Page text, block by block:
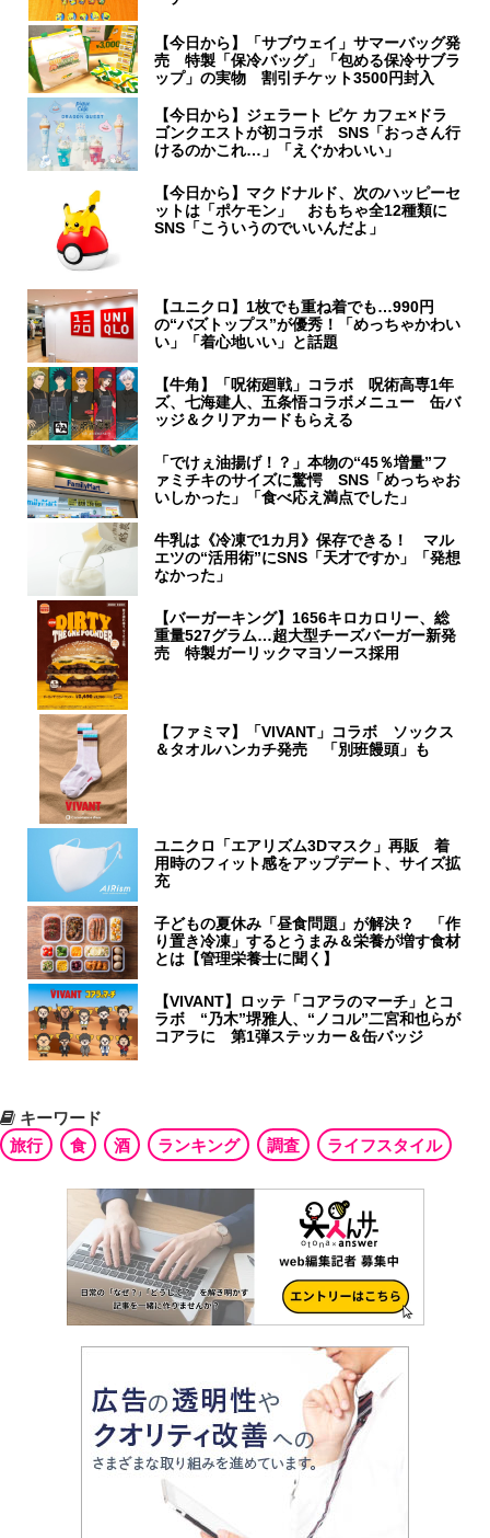
【今日から】「サブウェイ」サマーバッグ発
売 特製「保冷バッグ」「包める保冷サブラ
ップ」の実物 割引チケット3500円封入
【今日から】ジェラート ピケ カフェ×ドラ
ゴンクエストが初コラボ SNS「おっさん行
けるのかこれ…」「えぐかわいい」
【今日から】マクドナルド、次のハッピーセ
ットは「ポケモン」 おもちゃ全12種類に
SNS「こういうのでいいんだよ」
【ユニクロ】1枚でも重ね着でも…990円
の“バズトップス”が優秀！「めっちゃかわい
い」「着心地いい」と話題
【牛角】「呪術廻戦」コラボ 呪術高専1年
ズ、七海建人、五条悟コラボメニュー 缶バ
ッジ＆クリアカードもらえる
「でけぇ油揚げ！？」本物の“45％増量”フ
ァミチキのサイズに驚愕 SNS「めっちゃお
いしかった」「食べ応え満点でした」
牛乳は《冷凍で1カ月》保存できる！ マル
エツの“活用術”にSNS「天才ですか」「発想
なかった」
【バーガーキング】1656キロカロリー、総
重量527グラム…超大型チーズバーガー新発
売 特製ガーリックマヨソース採用
【ファミマ】「VIVANT」コラボ ソックス
＆タオルハンカチ発売 「別班饅頭」も
ユニクロ「エアリズム3Dマスク」再販 着
用時のフィット感をアップデート、サイズ拡
充
子どもの夏休み「昼食問題」が解決？ 「作
り置き冷凍」するとうまみ＆栄養が増す食材
とは【管理栄養士に聞く】
【VIVANT】ロッテ「コアラのマーチ」とコ
ラボ “乃木”堺雅人、“ノコル”二宮和也らが
コアラに 第1弾ステッカー＆缶バッジ
キーワード
旅行
食 酒 ランキング 調査 ライフスタイル